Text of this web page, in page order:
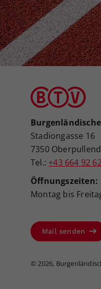
Stadiongasse 16
7350
Tel.: +43 664 92
Öffnungszeiten:
Montag bis
Mail senden
©2026,